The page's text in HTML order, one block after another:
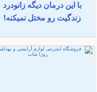
با این درمان دیگه زانودرد
زندگیت رو مختل نمیکنه!